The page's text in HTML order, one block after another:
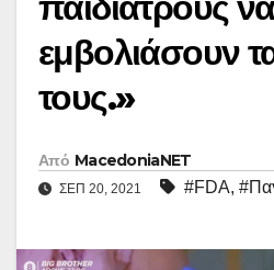
εμβολιάσουν
τους.»
Από MacedoniaNET
ΣΕΠ 20, 2021 #FDA,